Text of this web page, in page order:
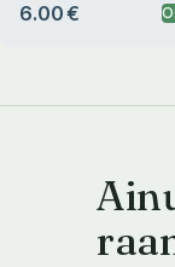
6.00 €